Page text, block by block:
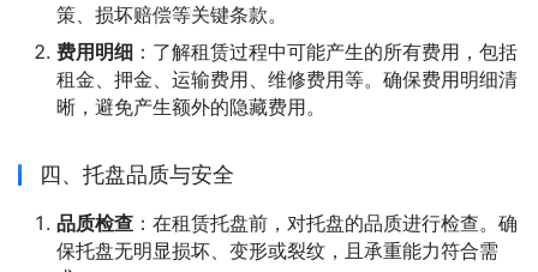
策、损坏赔偿等关键条款。
费用明细 ：了解租赁过程中可能产生的所有费用，包括
租金、押金、运输费用、维修费用等。确保费用明细清
晰，避免产生额外的隐藏费用。
四、托盘品质与安全
品质检查 ：在租赁托盘前，对托盘的品质进行检查。确
保托盘无明显损坏、变形或裂纹，且承重能力符合需